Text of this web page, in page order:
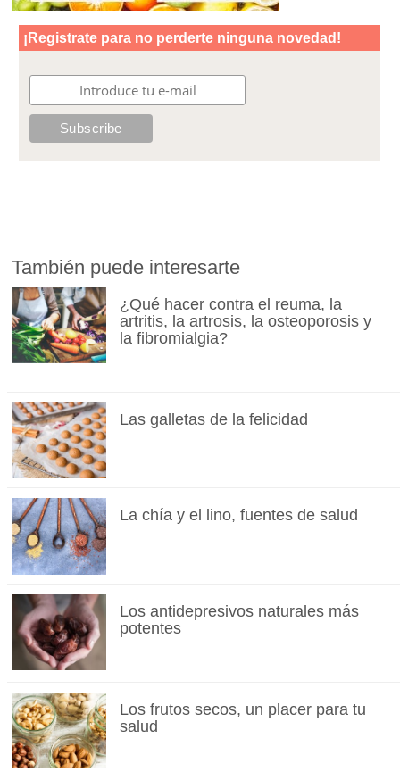
También puede interesarte
¿Qué hacer contra el reuma, la
artritis, la artrosis, la osteoporosis y
la fibromialgia?
Las galletas de la felicidad
La chía y el lino, fuentes de salud
Los antidepresivos naturales más
potentes
Los frutos secos, un placer para tu
salud